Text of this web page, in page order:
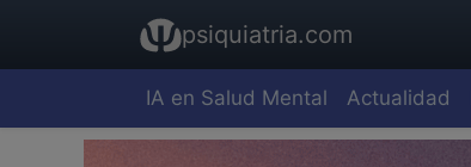
psiquiatria.com
IA en Salud Mental Actualidad